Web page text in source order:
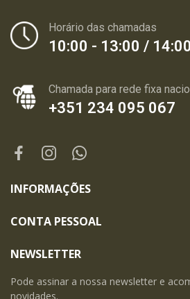
Horário das chamadas
10:00 - 13:00 /
Chamada para rede fixa
+351 234 095 067
INFORMAÇÕES
CONTA PESSOAL
NEWSLETTER
Pode assinar a nossa newsletter e
novidades.